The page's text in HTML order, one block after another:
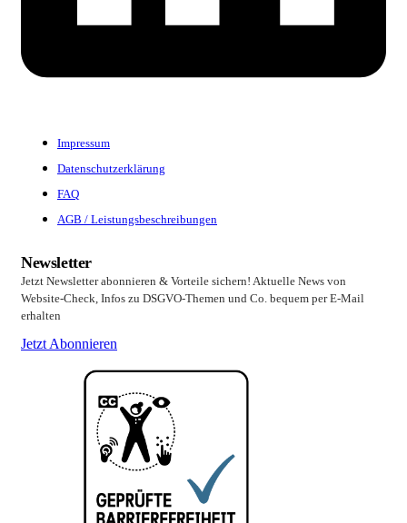
Impressum
Datenschutzerklärung
FAQ
AGB / Leistungsbeschreibungen
Newsletter
Jetzt Newsletter abonnieren & Vorteile sichern! Aktuelle News von
Website-Check, Infos zu DSGVO-Themen und Co. bequem per E-Mail
erhalten
Jetzt Abonnieren